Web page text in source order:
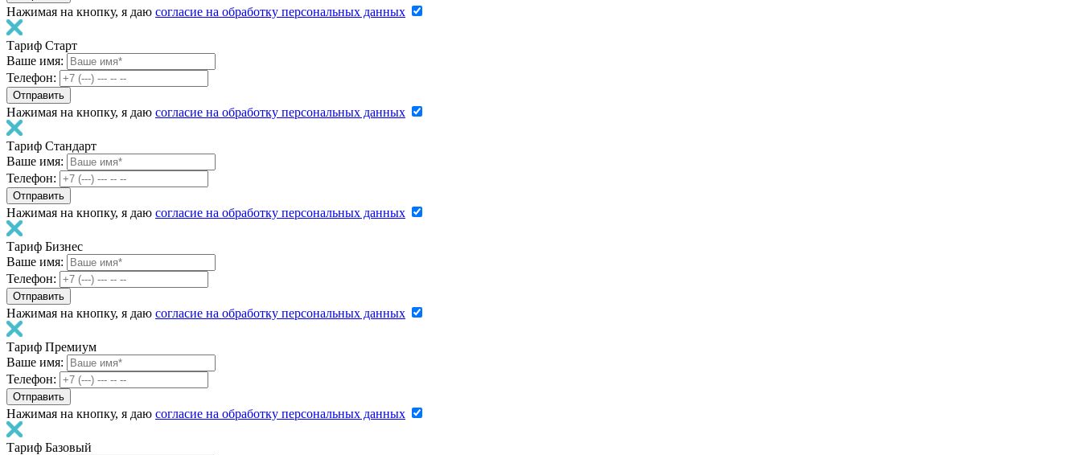
Нажимая на кнопку, я даю согласие на обработку персональных данных
Тариф Старт
Ваше имя:
Телефон:
Нажимая на кнопку, я даю согласие на обработку персональных данных
Тариф Стандарт
Ваше имя:
Телефон:
Нажимая на кнопку, я даю согласие на обработку персональных данных
Тариф Бизнес
Ваше имя:
Телефон:
Нажимая на кнопку, я даю согласие на обработку персональных данных
Тариф Премиум
Ваше имя:
Телефон:
Нажимая на кнопку, я даю согласие на обработку персональных данных
Тариф Базовый